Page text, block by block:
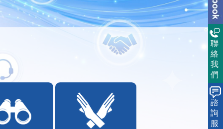
聯
絡
我
們
諮
詢
服